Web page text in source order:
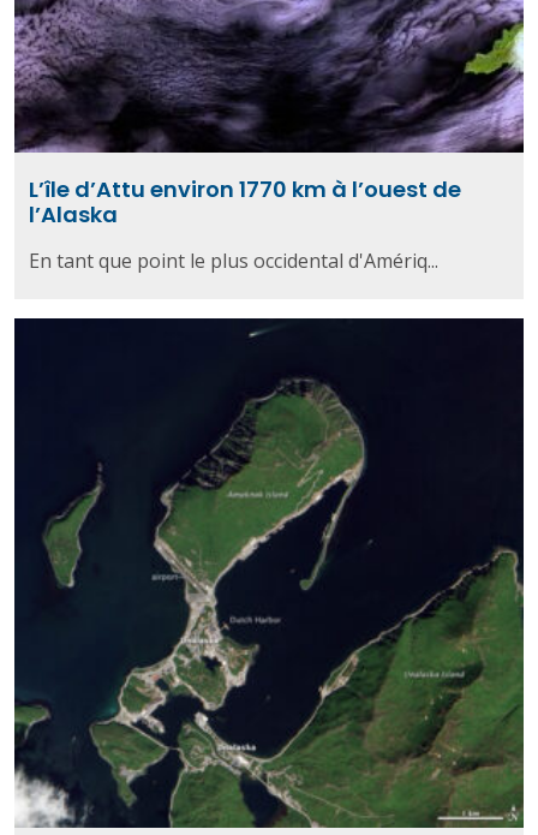
L’île d’Attu environ 1770 km à l’ouest de
l’Alaska
En tant que point le plus occidental d'Amériq...